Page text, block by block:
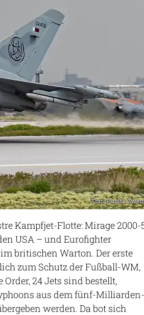
Foto: Patrick
Kampfjet-Flotte: Mirage 2000-
USA – und Eurofighter
britischen Warton. Der erste
zum Schutz der Fußball-WM,
24 Jets sind bestellt,
aus dem fünf-Milliarden-
werden. Da bot sich